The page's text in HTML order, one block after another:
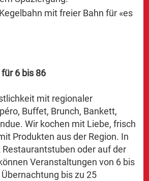
mit freier Bahn für «es
6 bis 86
mit regionaler
Buffet, Brunch, Bankett,
Wir kochen mit Liebe, frisch
Produkten aus der Region. In
oder auf der
Veranstaltungen von 6 bis
bis zu 25